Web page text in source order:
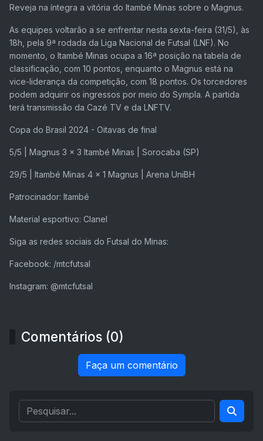
Reveja na íntegra a vitória do Itambé Minas sobre o Magnus.
As equipes voltarão a se enfrentar nesta sexta-feira (31/5), às
18h, pela 9ª rodada da Liga Nacional de Futsal (LNF). No
momento, o Itambé Minas ocupa a 16ª posição na tabela de
classificação, com 10 pontos, enquanto o Magnus está na
vice-liderança da competição, com 18 pontos. Os torcedores
podem adquirir os ingressos por meio do Sympla. A partida
terá transmissão da Cazé TV e da LNFTV.
Copa do Brasil 2024 - Oitavas de final
5/5 | Magnus 3 x 3 Itambé Minas | Sorocaba (SP)
29/5 | Itambé Minas 4 x 1 Magnus | Arena UniBH
Patrocinador: Itambé
Material esportivo: Clanel
Siga as redes sociais do Futsal do Minas:
Facebook: /mtcfutsal
Instagram: @mtcfutsal
Comentários (0)
Faça um comentário